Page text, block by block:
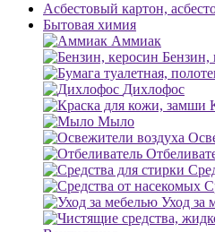
Асбестовый картон,
Бытовая химия
Аммиак
Бензин,
Дихлофос
Мыло
Уход за